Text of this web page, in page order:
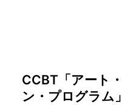
CCBT「アート
ン・プログラム